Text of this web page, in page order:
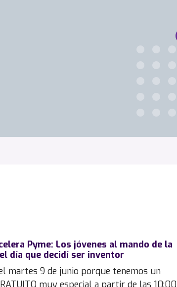
Pyme: Los jóvenes al mando de la
día que decidí ser inventor
martes 9 de junio porque tenemos un
muy especial a partir de las 10:00